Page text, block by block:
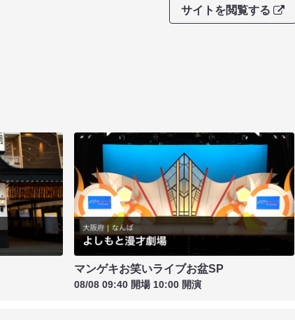
サイトを閲覧する
マンゲキお笑いライブお盆SP
08/08 09:40 開場 10:00 開演